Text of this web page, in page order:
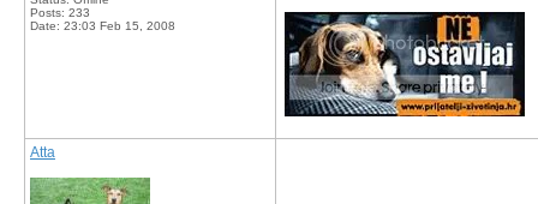
Posts: 233
Date: 23:03 Feb 15, 2008
Atta